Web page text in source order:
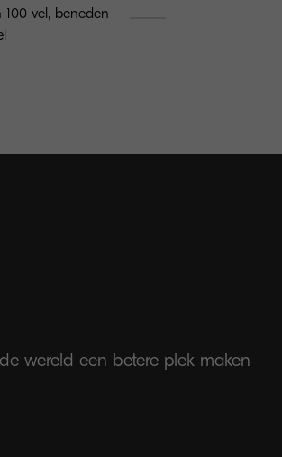
100 vel, beneden
wereld een betere plek maken